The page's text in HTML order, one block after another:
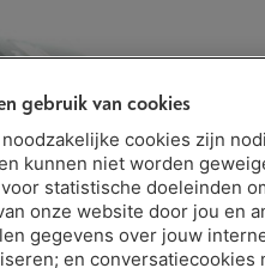
gebruik van cookies
cookies zijn
kunnen niet worden
statistische doeleinden
onze website door jou en
gegevens over jouw
en